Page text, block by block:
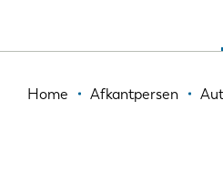
Kruimelpad
Home Afkantpersen